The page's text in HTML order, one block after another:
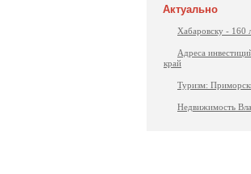
Актуально
Хабаровску - 160
Адреса
край
Туризм:
Недвижимость